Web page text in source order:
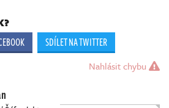
SDÍLET NA TWITTER
Nahlásit chybu